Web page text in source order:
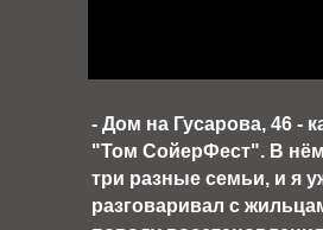
- Дом на Гусарова, 46 -
"Том СойерФест". В
три разные семьи, и я
разговаривал с